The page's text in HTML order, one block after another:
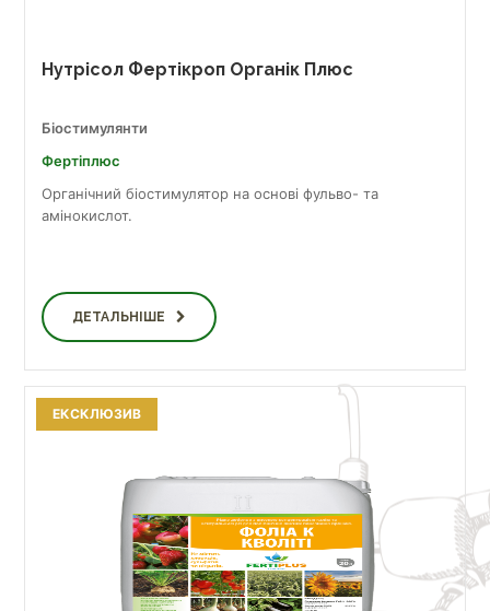
Нутрісол Фертікроп Органік Плюс
Біостимулянти
Фертіплюс
Органічний біостимулятор на основі фульво- та
амінокислот.
ДЕТАЛЬНІШЕ
ЕКСКЛЮЗИВ